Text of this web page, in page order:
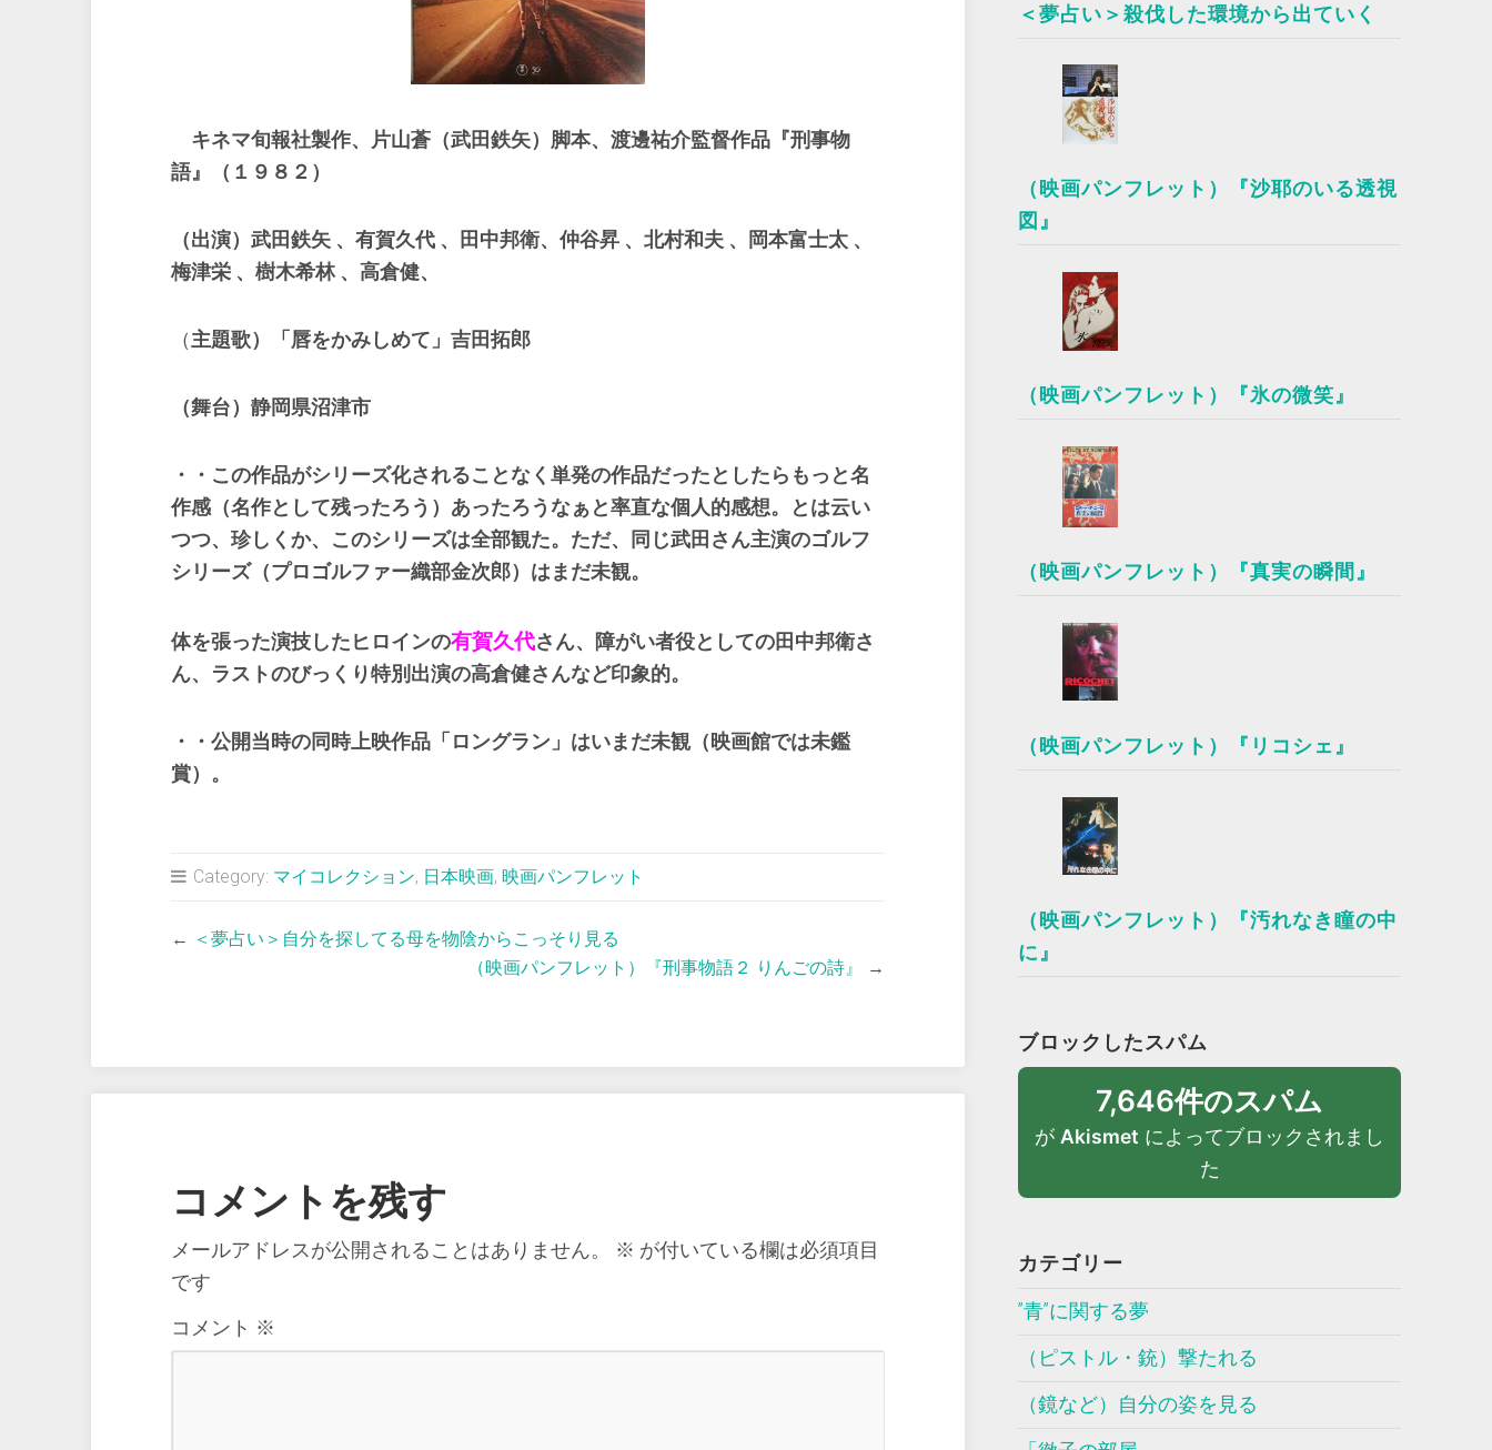
キネマ旬報社製作、片山蒼（武田鉄矢）脚本、渡邊祐介監督作品『刑事物
語』（１９８２）
（出演）武田鉄矢 、有賀久代 、田中邦衛、仲谷昇 、北村和夫 、岡本富士太 、
梅津栄 、樹木希林 、高倉健、
（主題歌）「唇をかみしめて」吉田拓郎
（舞台）静岡県沼津市
・・この作品がシリーズ化されることなく単発の作品だったとしたらもっと名
作感（名作として残ったろう）あったろうなぁと率直な個人的感想。とは云い
つつ、珍しくか、このシリーズは全部観た。ただ、同じ武田さん主演のゴルフ
シリーズ（プロゴルファー織部金次郎）はまだ未観。
体を張った演技したヒロインの有賀久代さん、障がい者役としての田中邦衛さ
ん、ラストのびっくり特別出演の高倉健さんなど印象的。
・・公開当時の同時上映作品「ロングラン」はいまだ未観（映画館では未鑑
賞）。
Category: マイコレクション, 日本映画, 映画パンフレット
← ＜夢占い＞自分を探してる母を物陰からこっそり見る
（映画パンフレット）『刑事物語２ りんごの詩』
→
コメントを残す
メールアドレスが公開されることはありません。 ※ が付いている欄は必須項目
です
コメント ※
＜夢占い＞殺伐した環境から出ていく
（映画パンフレット）『沙耶のいる透視
図』
（映画パンフレット）『氷の微笑』
（映画パンフレット）『真実の瞬間』
（映画パンフレット）『リコシェ』
（映画パンフレット）『汚れなき瞳の中
に』
ブロックしたスパム
7,646件のスパム
が Akismet によってブロックされまし
た
カテゴリー
”青”に関する夢
（ピストル・銃）撃たれる
（鏡など）自分の姿を見る